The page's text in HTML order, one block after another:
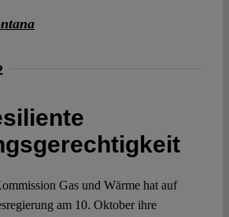
Gas und Wärme hat auf
am 10. Oktober ihre